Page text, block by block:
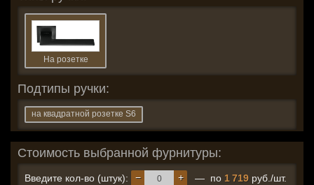
На розетке
Подтипы ручки:
на квадратной розетке S6
Стоимость выбранной фурнитуры:
Введите кол-во (штук): +
− — по 1 719 руб./шт.